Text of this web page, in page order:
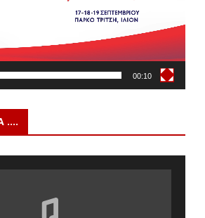
00:10
….